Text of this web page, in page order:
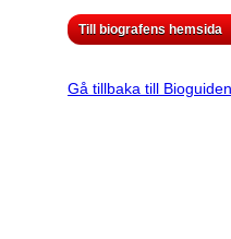
Till biografens hemsida
Gå tillbaka till Bioguiden